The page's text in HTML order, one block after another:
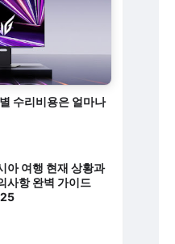
수리비용은 얼마나
아 여행 현재 상황과
사항 완벽 가이드